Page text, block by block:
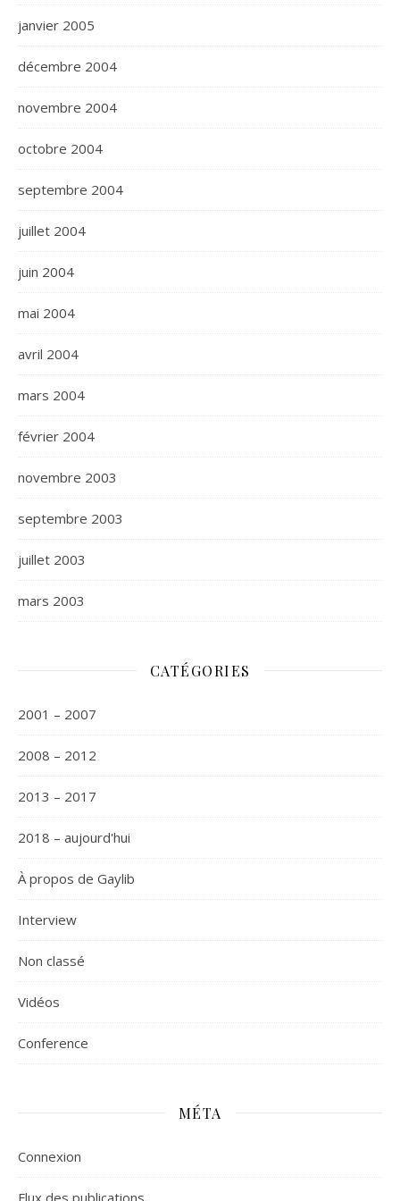
janvier 2005
décembre 2004
novembre 2004
octobre 2004
septembre 2004
juillet 2004
juin 2004
mai 2004
avril 2004
mars 2004
février 2004
novembre 2003
septembre 2003
juillet 2003
mars 2003
CATÉGORIES
2001 – 2007
2008 – 2012
2013 – 2017
2018 – aujourd'hui
À propos de Gaylib
Interview
Non classé
Vidéos
Сonference
MÉTA
Connexion
Flux des publications